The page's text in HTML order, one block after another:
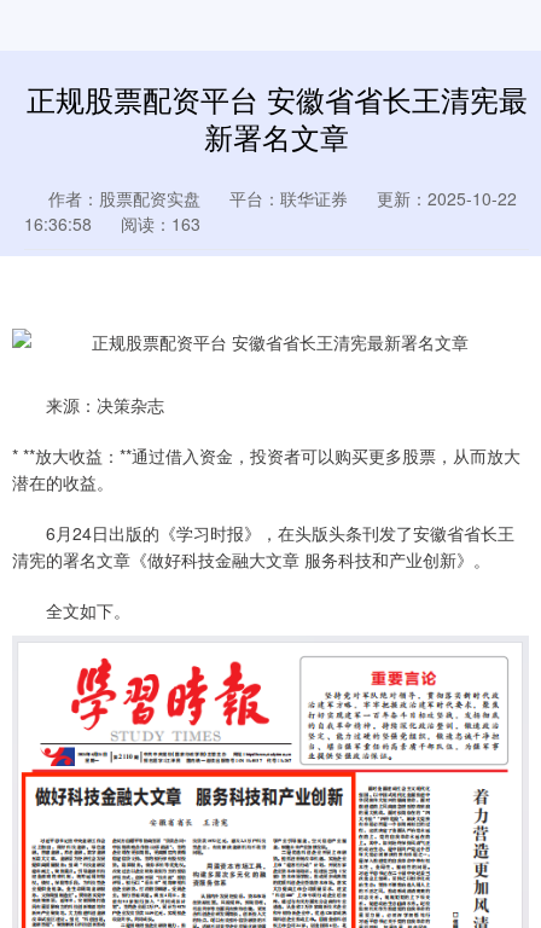
正规股票配资平台 安徽省省长王清宪最
新署名文章
作者：股票配资实盘 平台：联华证券
更新：2025-10-22
16:36:58
阅读：163
来源：决策杂志
* **放大收益：**通过借入资金，投资者可以购买更多股票，从而放大
潜在的收益。
6月24日出版的《学习时报》，在头版头条刊发了安徽省省长王
清宪的署名文章《做好科技金融大文章 服务科技和产业创新》。
全文如下。